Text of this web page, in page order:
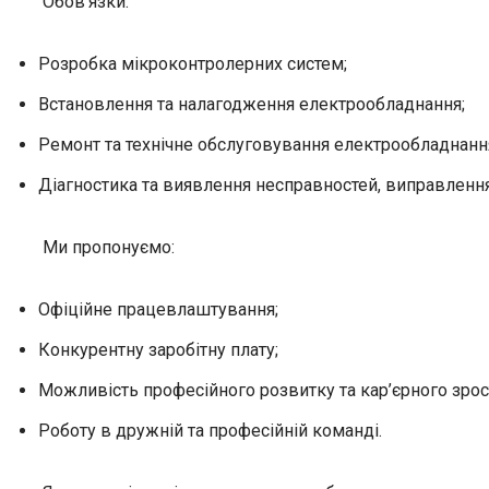
Розробка мікроконтролерних систем;
Встановлення та налагодження електрообладнання;
Ремонт та технічне обслуговування
Діагностика та виявлення несправностей,
Ми пропонуємо:
Офіційне працевлаштування;
Конкурентну заробітну плату;
Можливість професійного розвитку та кар’єрного
Роботу в дружній та професійній команді.